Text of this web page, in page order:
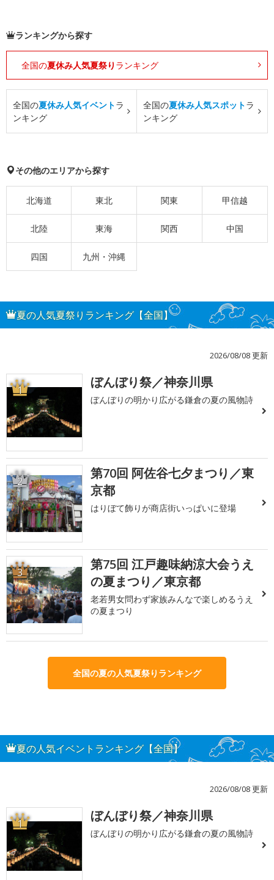
ランキングから探す
全国の夏休み人気夏祭り ランキング
全国の夏休み人気イベントラ
ンキング
全国の夏休み人気スポットラ
ンキング
その他のエリアから探す
北海道 東北 関東 甲信越
北陸 東海 関西 中国
四国 九州・沖縄
夏の人気夏祭りランキング【全国】
2026/08/08 更新
1 ぼんぼり祭／神奈川県
ぼんぼりの明かり広がる鎌倉の夏の風物詩
2
第70回 阿佐谷七夕まつり／東
京都
はりぼて飾りが商店街いっぱいに登場
3
第75回 江戸趣味納涼大会うえ
の夏まつり／東京都
老若男女問わず家族みんなで楽しめるうえ
の夏まつり
全国の夏の人気夏祭りランキング
夏の人気イベントランキング【全国】
2026/08/08 更新
1 ぼんぼり祭／神奈川県
ぼんぼりの明かり広がる鎌倉の夏の風物詩